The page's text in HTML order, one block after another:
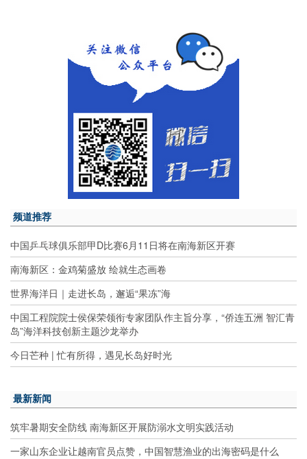
频道推荐
中国乒乓球俱乐部甲D比赛6月11日将在南海新区开赛
南海新区：金鸡菊盛放 绘就生态画卷
世界海洋日｜走进长岛，邂逅“果冻”海
中国工程院院士侯保荣领衔专家团队作主旨分享，“侨连五洲 智汇青
岛”海洋科技创新主题沙龙举办
今日芒种 | 忙有所得，遇见长岛好时光
最新新闻
筑牢暑期安全防线 南海新区开展防溺水文明实践活动
一家山东企业让越南官员点赞，中国智慧渔业的出海密码是什么